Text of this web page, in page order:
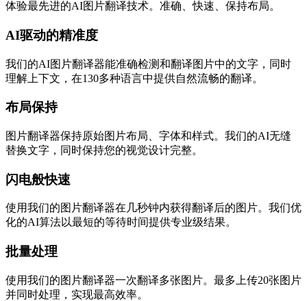
体验最先进的AI图片翻译技术。准确、快速、保持布局。
AI驱动的精准度
我们的AI图片翻译器能准确检测和翻译图片中的文字，同时
理解上下文，在130多种语言中提供自然流畅的翻译。
布局保持
图片翻译器保持原始图片布局、字体和样式。我们的AI无缝
替换文字，同时保持您的视觉设计完整。
闪电般快速
使用我们的图片翻译器在几秒钟内获得翻译后的图片。我们优
化的AI算法以最短的等待时间提供专业级结果。
批量处理
使用我们的图片翻译器一次翻译多张图片。最多上传20张图片
并同时处理，实现最高效率。